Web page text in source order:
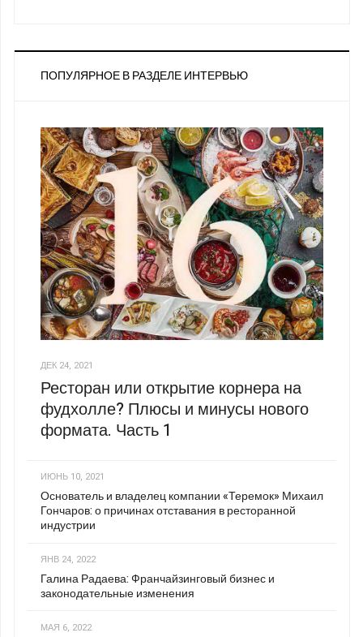
ПОПУЛЯРНОЕ В РАЗДЕЛЕ ИНТЕРВЬЮ
ДЕК 24, 2021
Ресторан или открытие корнера на
фудхолле? Плюсы и минусы нового
формата. Часть 1
ИЮНЬ 10, 2021
Основатель и владелец компании «Теремок» Михаил
Гончаров: о причинах отставания в ресторанной
индустрии
ЯНВ 24, 2022
Галина Радаева: Франчайзинговый бизнес и
законодательные изменения
МАЯ 6, 2022